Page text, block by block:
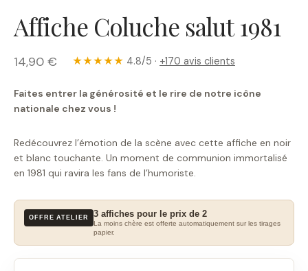
Affiche Coluche salut 1981
14,90 € ★★★★★ 4.8/5 · +170 avis clients
Faites entrer la générosité et le rire de notre icône
nationale chez vous !
Redécouvrez l’émotion de la scène avec cette affiche en noir
et blanc touchante. Un moment de communion immortalisé
en 1981 qui ravira les fans de l’humoriste.
OFFRE ATELIER 3 affiches pour le prix de 2
La moins chère est offerte automatiquement sur les tirages
papier.